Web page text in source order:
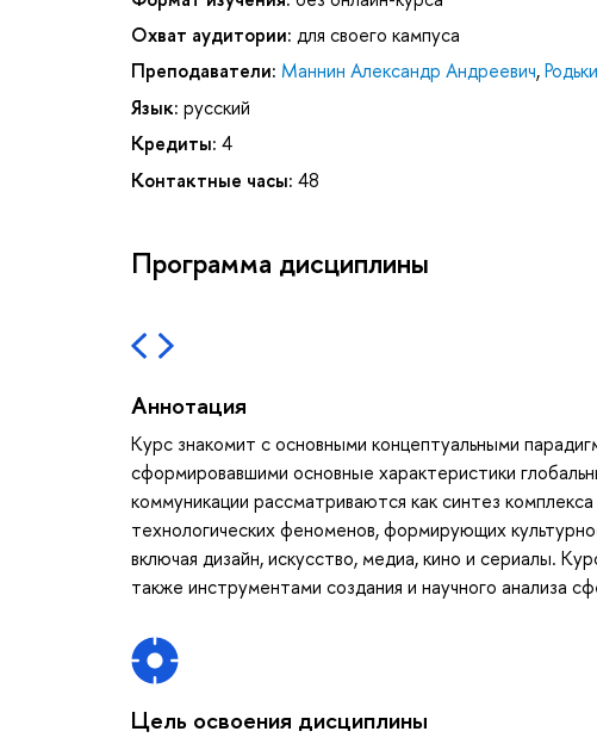
Охват аудитории: для своего кампуса
Преподаватели: Маннин Александр Андреевич,
Язык: русский
Кредиты: 4
Контактные часы: 48
Программа дисциплины
Аннотация
Курс знакомит с основными концептуальными
сформировавшими основные характеристики
коммуникации рассматриваются как синтез
технологических феноменов, формирующих
включая дизайн, искусство, медиа, кино и сериалы.
также инструментами создания и научного анализа
Цель освоения дисциплины